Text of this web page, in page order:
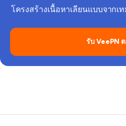
โครงสร้างเนื้อหาเลียนแบบจาก
รับ VeePN